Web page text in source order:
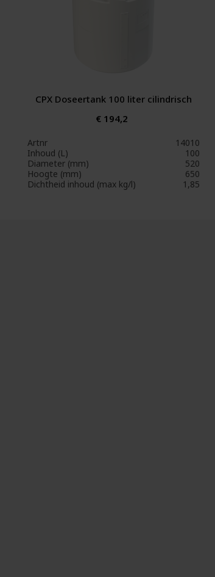
CPX Doseertank 100 liter cilindrisch
€ 194,2
Artnr
14010
Inhoud (L)
100
Diameter (mm)
520
Hoogte (mm)
650
Dichtheid inhoud (max kg/l)
1,85